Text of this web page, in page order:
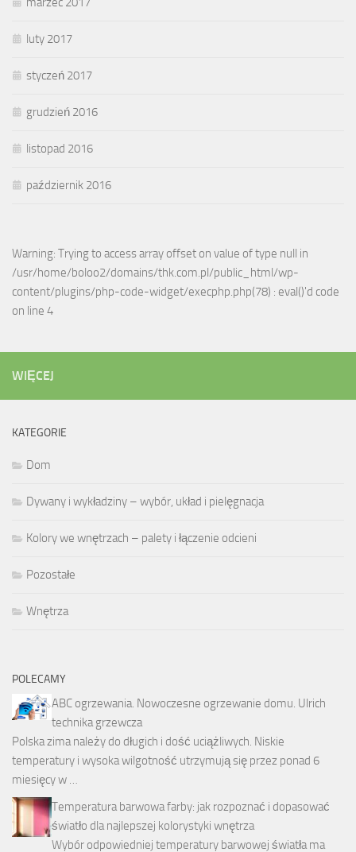
luty 2017
styczeń 2017
grudzień 2016
listopad 2016
październik 2016
Warning: Trying to access array offset on value of type null in
/usr/home/boloo2/domains/thk.com.pl/public_html/wp-
content/plugins/php-code-widget/execphp.php(78) : eval()'d code
on line 4
WIĘCEJ
KATEGORIE
Dom
Dywany i wykładziny – wybór, układ i pielęgnacja
Kolory we wnętrzach – palety i łączenie odcieni
Pozostałe
Wnętrza
POLECAMY
ABC ogrzewania. Nowoczesne ogrzewanie domu. Ulrich
technika grzewcza
Polska zima należy do długich i dość uciążliwych. Niskie
temperatury i wysoka wilgotność utrzymują się przez ponad 6
miesięcy w …
Temperatura barwowa farby: jak rozpoznać i dopasować
światło dla najlepszej kolorystyki wnętrza
Wybór odpowiedniej temperatury barwowej światła ma